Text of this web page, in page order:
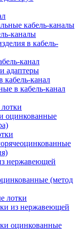
кабель-каналы
каналы
в кабель-
канал
адаптеры
кабель-канал
в кабель-канал
оцинкованные
нержавеющей
(метод
лотки
из нержавеющей
оцинкованные